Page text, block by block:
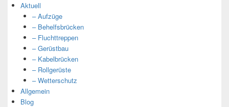
Aktuell
– Aufzüge
– Behelfsbrücken
– Fluchttreppen
– Gerüstbau
– Kabelbrücken
– Rollgerüste
– Wetterschutz
Allgemein
Blog